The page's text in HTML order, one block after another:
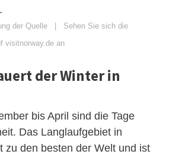
der Quelle | Sehen Sie sich die
visitnorway.de an
der Winter in
bis April sind die Tage
Das Langlaufgebiet in
zu den besten der Welt und ist